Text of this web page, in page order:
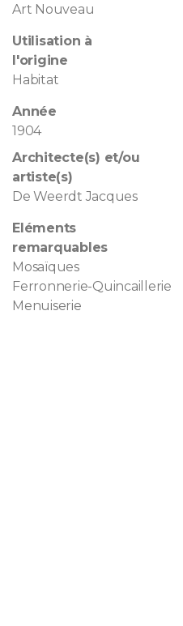
Art Nouveau
Utilisation à
l'origine
Habitat
Année
1904
Architecte(s) et/ou
artiste(s)
De Weerdt Jacques
Eléments
remarquables
Mosaïques
Ferronnerie-Quincaillerie
Menuiserie